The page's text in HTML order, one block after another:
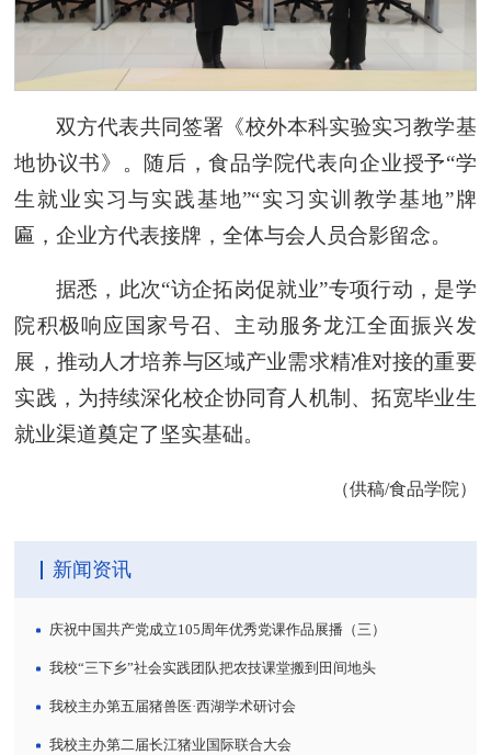
双方代表共同签署《校外本科实验实习教学基
地协议书》。随后，食品学院代表向企业授予“学
生就业实习与实践基地”“实习实训教学基地”牌
匾，企业方代表接牌，全体与会人员合影留念。
据悉，此次“访企拓岗促就业”专项行动，是学
院积极响应国家号召、主动服务龙江全面振兴发
展，推动人才培养与区域产业需求精准对接的重要
实践，为持续深化校企协同育人机制、拓宽毕业生
就业渠道奠定了坚实基础。
（供稿/食品学院）
新闻资讯
庆祝中国共产党成立105周年优秀党课作品展播（三）
我校“三下乡”社会实践团队把农技课堂搬到田间地头
我校主办第五届猪兽医·西湖学术研讨会
我校主办第二届长江猪业国际联合大会